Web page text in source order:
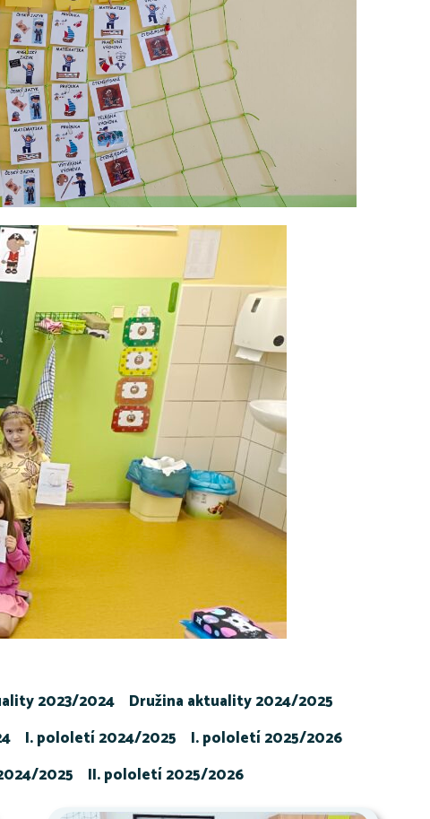
2023/2024
Družina aktuality 2024/2025
I. pololetí 2024/2025
I. pololetí 2025/2026
2025 II. pololetí 2025/2026